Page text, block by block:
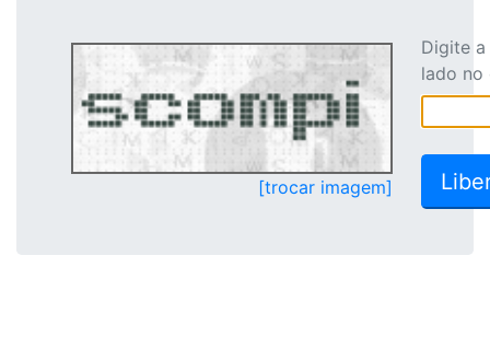
[trocar imagem]
Digite
lado no